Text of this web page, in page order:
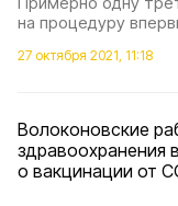
на процедуру
27 октября 2021, 11:18
Волоконовские
здравоохранения
о вакцинации от